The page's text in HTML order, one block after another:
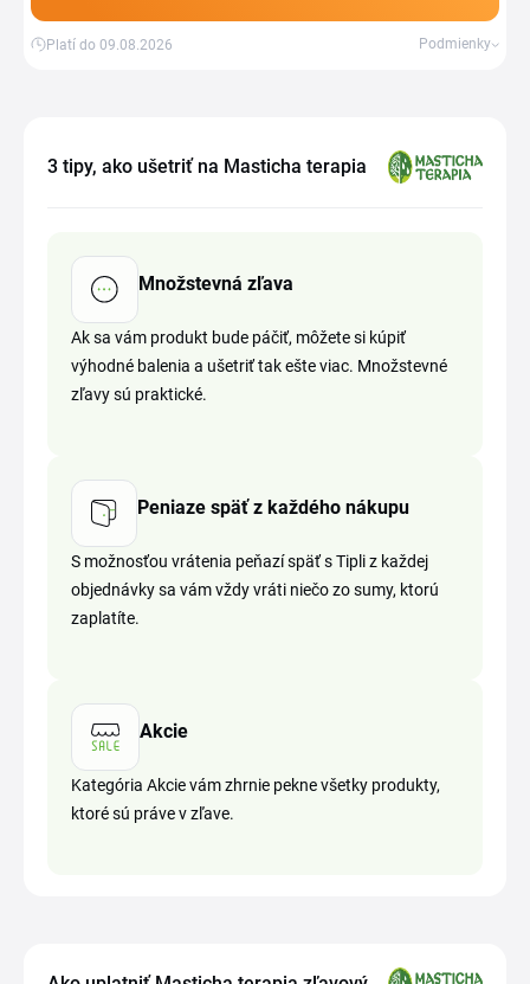
Platí do 09.08.2026 Podmienky
3 tipy, ako ušetriť na Masticha terapia
Množstevná zľava
Ak sa vám produkt bude páčiť, môžete si kúpiť
výhodné balenia a ušetriť tak ešte viac. Množstevné
zľavy sú praktické.
Peniaze späť z každého nákupu
S možnosťou vrátenia peňazí späť s Tipli z každej
objednávky sa vám vždy vráti niečo zo sumy, ktorú
zaplatíte.
Akcie
Kategória Akcie vám zhrnie pekne všetky produkty,
ktoré sú práve v zľave.